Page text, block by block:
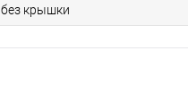
без крышки